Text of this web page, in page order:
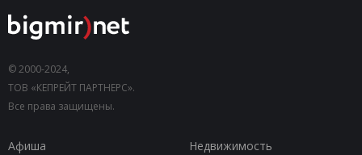
© 2000-2024,
ТОВ «КЕПРЕЙТ ПАРТНЕРС».
Все права защищены.
Афиша
Недвижимость